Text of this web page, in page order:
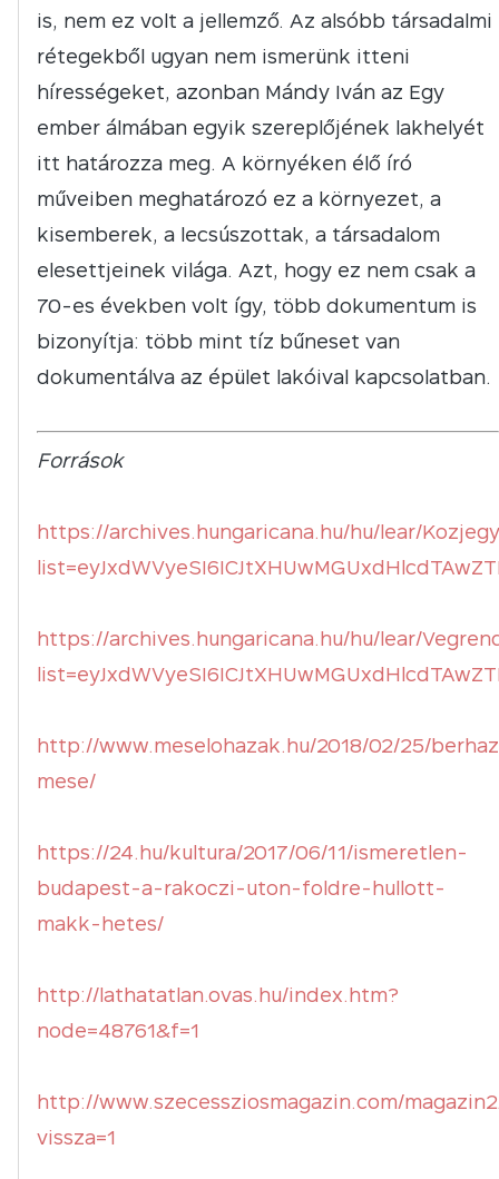
is, nem ez volt a jellemző. Az alsóbb társadalmi
rétegekből ugyan nem ismerünk itteni
hírességeket, azonban Mándy Iván az Egy
ember álmában egyik szereplőjének lakhelyét
itt határozza meg. A környéken élő író
műveiben meghatározó ez a környezet, a
kisemberek, a lecsúszottak, a társadalom
elesettjeinek világa. Azt, hogy ez nem csak a
70-es években volt így, több dokumentum is
bizonyítja: több mint tíz bűneset van
dokumentálva az épület lakóival kapcsolatban.
Források
https://archives.hungaricana.hu/hu/lear/
https://archives.hungaricana.hu/hu/lear/
http://www.meselohazak.hu/2018/02/25/
mese/
https://24.hu/kultura/2017/06/11/ismeretlen-
budapest-a-rakoczi-uton-foldre-hullott-
makk-hetes/
http://lathatatlan.ovas.hu/index.htm?
node=48761&f=1
http://www.szecessziosmagazin.com/
vissza=1